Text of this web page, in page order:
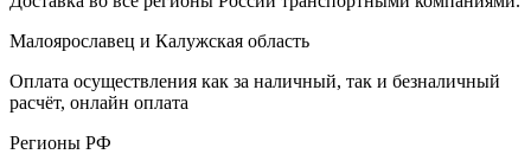
Малоярославец и Калужская область
Оплата осуществления как за наличный, так и безналичный
расчёт, онлайн оплата
Регионы РФ